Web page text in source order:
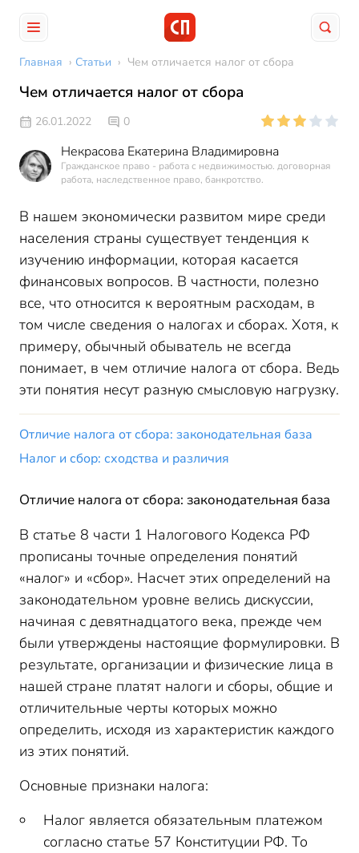
Главная › Статьи › Чем отличается налог от сбора
Чем отличается налог от сбора
26.01.2022 0
Некрасова Екатерина Владимировна
Гражданское право - работа с недвижимостью. договорная
работа, наследственное право, банкротство.
В нашем экономически развитом мире среди
населения страны существует тенденция к
изучению информации, которая касается
финансовых вопросов. В частности, полезно
все, что относится к вероятным расходам, в
том числе сведения о налогах и сборах. Хотя, к
примеру, обычный обыватель не всегда
понимает, в чем отличие налога от сбора. Ведь
эти понятия несут разную смысловую нагрузку.
Отличие налога от сбора: законодательная база
Налог и сбор: сходства и различия
Отличие налога от сбора: законодательная база
В статье 8 части 1 Налогового Кодекса РФ
прописаны точные определения понятий
«налог» и «сбор». Насчет этих определений на
законодательном уровне велись дискуссии,
начиная с девятнадцатого века, прежде чем
были утверждены настоящие формулировки. В
результате, организации и физические лица в
нашей стране платят налоги и сборы, общие и
отличительные черты которых можно
определить, исходя из характеристик каждого
из этих понятий.
Основные признаки налога:
Налог является обязательным платежом
согласно статье 57 Конституции РФ. То